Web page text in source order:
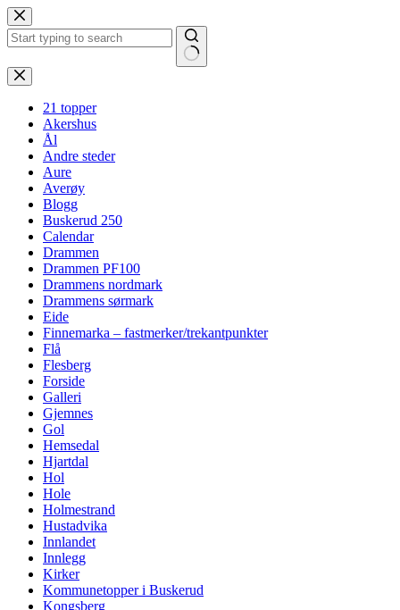
Hopp
til
innholdet
Ingen
resultater
21 topper
Akershus
Ål
Andre steder
Aure
Averøy
Blogg
Buskerud 250
Calendar
Drammen
Drammen PF100
Drammens nordmark
Drammens sørmark
Eide
Finnemarka – fastmerker/trekantpunkter
Flå
Flesberg
Forside
Galleri
Gjemnes
Gol
Hemsedal
Hjartdal
Hol
Hole
Holmestrand
Hustadvika
Innlandet
Innlegg
Kirker
Kommunetopper i Buskerud
Kongsberg